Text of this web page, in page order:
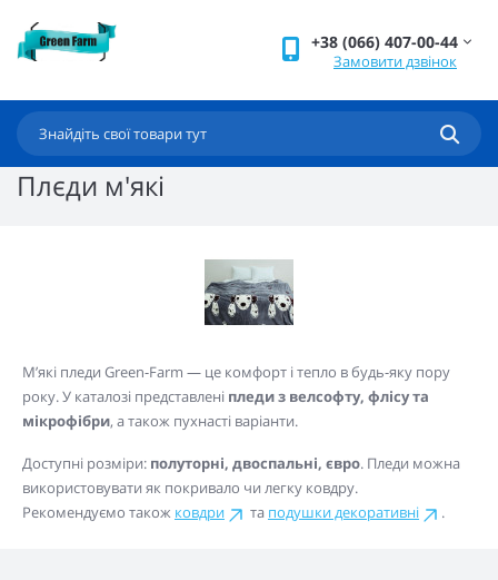
+38 (066) 407-00-44
Замовити дзвінок
Плєди м'які
М’які пледи Green-Farm — це комфорт і тепло в будь-яку пору
року. У каталозі представлені пледи з велсофту, флісу та
мікрофібри, а також пухнасті варіанти.
Доступні розміри: полуторні, двоспальні, євро. Пледи можна
використовувати як покривало чи легку ковдру.
Рекомендуємо також ковдри та подушки декоративні .